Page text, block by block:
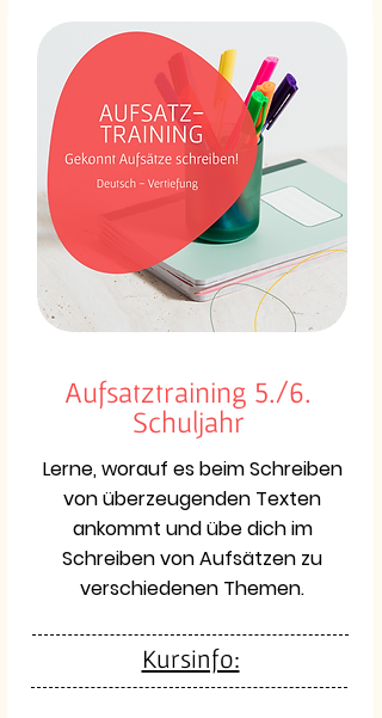
Aufsatztraining 5./6.
Schuljahr
Lerne, worauf es beim Schreiben
von überzeugenden Texten
ankommt und übe dich im
Schreiben von Aufsätzen zu
verschiedenen Themen.
Kursinfo: